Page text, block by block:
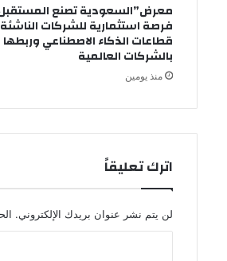
معرض”السعودية تصنع
فرصة استثمارية للشركات
قطاعات الذكاء الاصطناعي وربطها
بالشركات العالمية
منذ يومين
اترك تعليقاً
لن يتم نشر عنوان بريدك الإلكتروني.